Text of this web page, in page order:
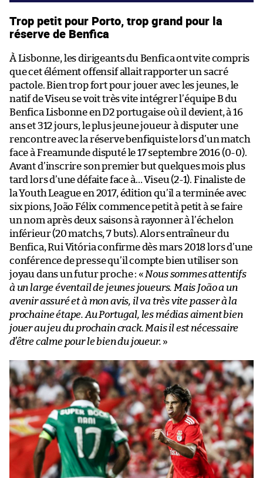
Trop petit pour Porto, trop grand pour la
réserve de Benfica
À Lisbonne, les dirigeants du Benfica ont vite compris
que cet élément offensif allait rapporter un sacré
pactole. Bien trop fort pour jouer avec les jeunes, le
natif de Viseu se voit très vite intégrer l’équipe B du
Benfica Lisbonne en D2 portugaise où il devient, à 16
ans et 312 jours, le plus jeune joueur à disputer une
rencontre avec la réserve benfiquiste lors d’un match
face à Freamunde disputé le 17 septembre 2016 (0-0).
Avant d’inscrire son premier but quelques mois plus
tard lors d’une défaite face à… Viseu (2-1). Finaliste de
la Youth League en 2017, édition qu’il a terminée avec
six pions, João Félix commence petit à petit à se faire
un nom après deux saisons à rayonner à l’échelon
inférieur (20 matchs, 7 buts). Alors entraîneur du
Benfica, Rui Vitória confirme dès mars 2018 lors d’une
conférence de presse qu’il compte bien utiliser son
joyau dans un futur proche : « Nous sommes attentifs
à un large éventail de jeunes joueurs. Mais João a un
avenir assuré et à mon avis, il va très vite passer à la
prochaine étape. Au Portugal, les médias aiment bien
jouer au jeu du prochain crack. Mais il est nécessaire
d’être calme pour le bien du joueur. »